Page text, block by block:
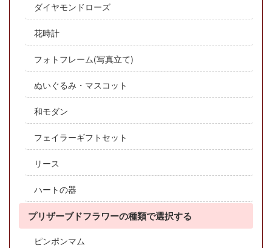
ダイヤモンドローズ
花時計
フォトフレーム(写真立て)
ぬいぐるみ・マスコット
和モダン
フェイラーギフトセット
リース
ハートの器
プリザーブドフラワーの種類で選択する
ピンポンマム